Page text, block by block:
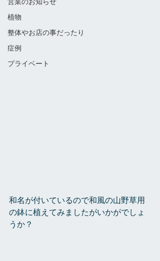
営業のお知らせ
植物
整体やお店の事だったり
症例
プライベート
和名が付いているので和風の山野草用
の鉢に植えてみましたがいかがでしょ
うか？